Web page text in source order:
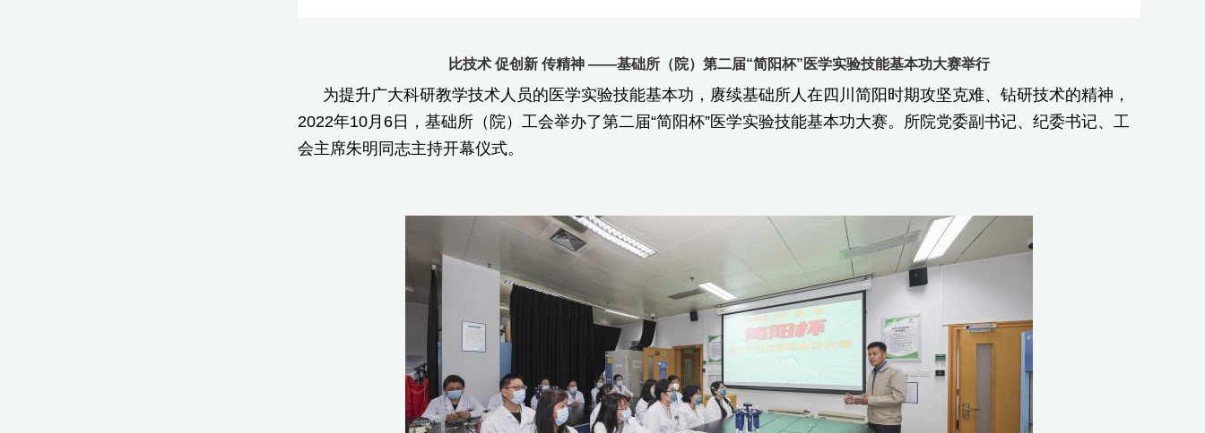
比技术 促创新 传精神 ——基础所（院）第二届“简阳杯”医学实验技能基本功大赛举行
为提升广大科研教学技术人员的医学实验技能基本功，赓续基础所人在四川简阳时期攻坚克难、钻研技术的精神，
2022年10月6日，基础所（院）工会举办了第二届“简阳杯”医学实验技能基本功大赛。所院党委副书记、纪委书记、工
会主席朱明同志主持开幕仪式。